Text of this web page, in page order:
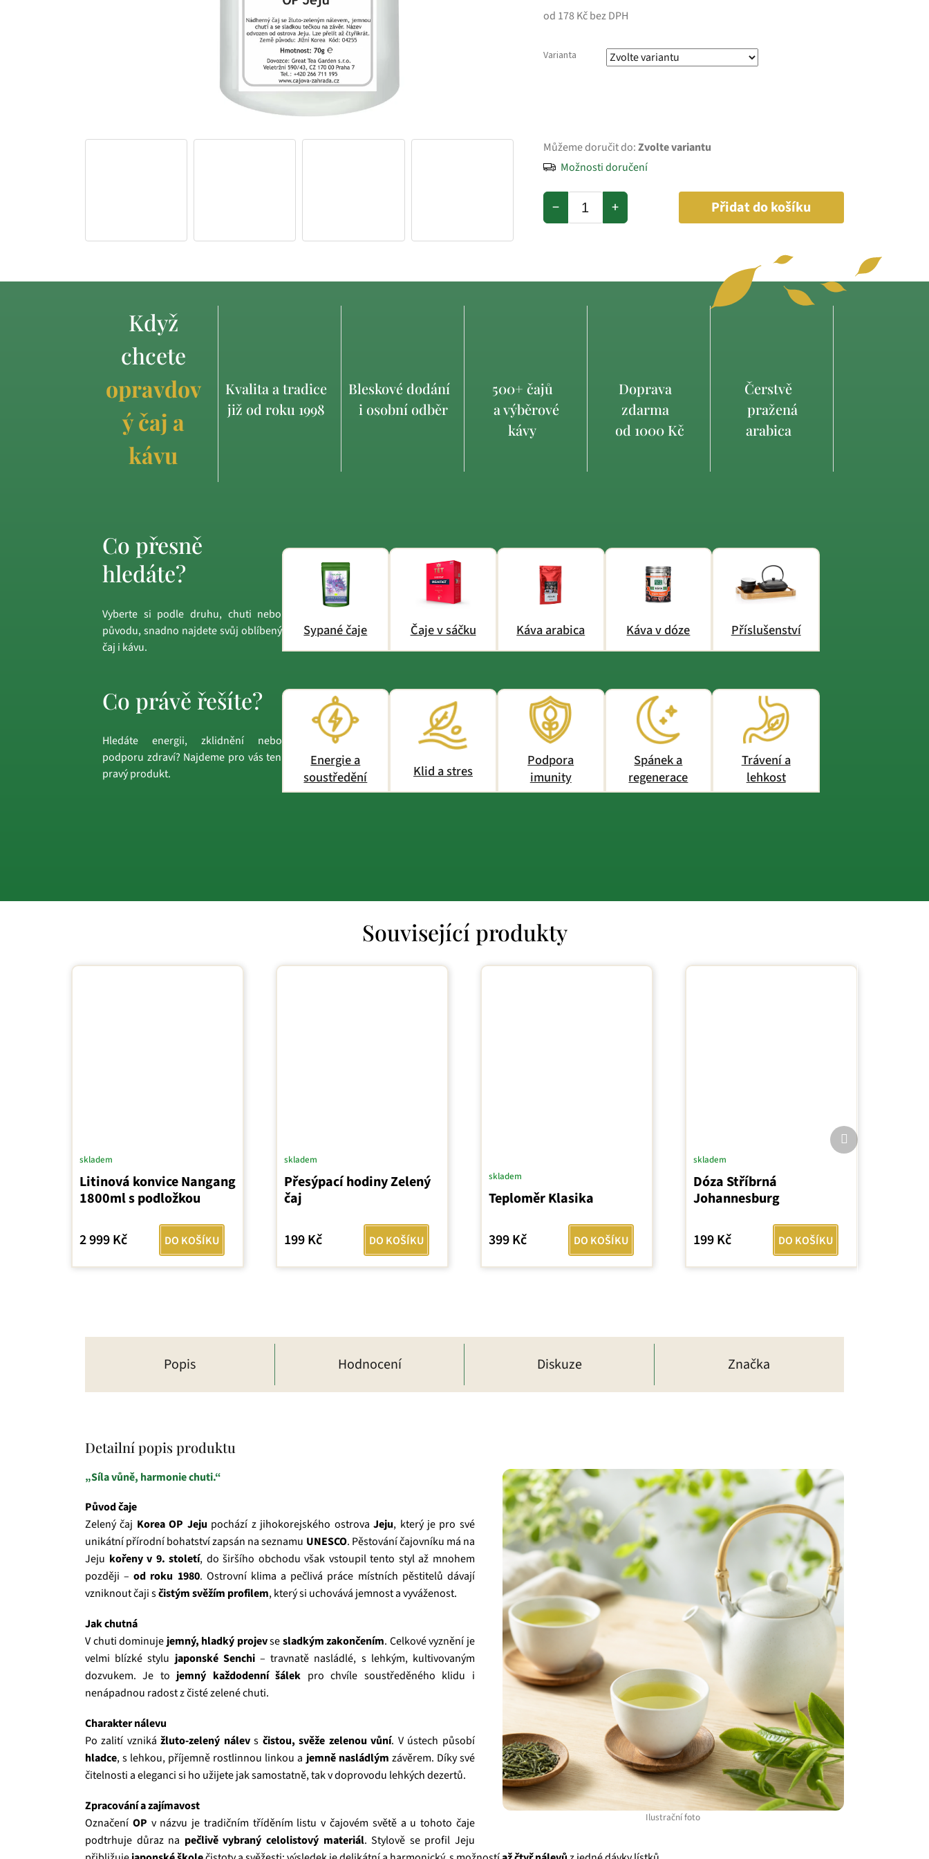
od 178 Kčbez DPH
Varianta
Můžeme doručit do:Zvolte variantu
Možnosti doručení
+
− Přidat do košíku
Když
chcete
opravdov
ý čaj a
kávu
Kvalita a tradice
již od roku 1998
Bleskové dodání
i osobní odběr
500+ čajů
a výběrové
kávy
Doprava
zdarma
od 1000 Kč
Čerstvě
pražená
arabica
Co přesně
hledáte?
Vyberte si podle druhu, chuti nebo
původu, snadno najdete svůj oblíbený
čaj i kávu.
Sypané čaje Čaje v sáčku Káva arabica Káva v dóze Příslušenství
Co právě řešíte?
Hledáte energii, zklidnění nebo
podporu zdraví? Najdeme pro vás ten
pravý produkt.
Energie a
soustředění
Klid a stres
Podpora
imunity
Spánek a
regenerace
Trávení a
lehkost
Související produkty
Litinová konvice Nangang
1800ml s podložkou
skladem
2 999 Kč DO KOŠÍKU
Přesýpací hodiny Zelený
čaj
skladem
199 Kč DO KOŠÍKU
Teploměr Klasika
skladem
399 Kč DO KOŠÍKU
Dóza Stříbrná
Johannesburg
skladem
199 Kč DO KOŠÍKU
Další
produkt
Popis Hodnocení Diskuze Značka
Detailní popis produktu
Ilustrační foto
„Síla vůně, harmonie chuti.“
Původ čaje
Zelený čaj Korea OP Jeju pochází z jihokorejského ostrovaJeju, který je pro své
unikátní přírodní bohatství zapsán na seznamu UNESCO. Pěstování čajovníku má na
Jeju kořeny v 9. století, do širšího obchodu však vstoupil tento styl až mnohem
později –od roku 1980. Ostrovní klima a pečlivá práce místních pěstitelů dávají
vzniknout čaji sčistým svěžím profilem, který si uchovává jemnost a vyváženost.
Jak chutná
V chuti dominuje jemný, hladký projevsesladkým zakončením. Celkové vyznění je
velmi blízké stylu japonské Senchi– travnatě nasládlé, s lehkým, kultivovaným
dozvukem. Je to jemný každodenní šálek pro chvíle soustředěného klidu i
nenápadnou radost z čisté zelené chuti.
Charakter nálevu
Po zalití vznikážluto‑zelený nálevs čistou, svěže zelenou vůní. V ústech působí
hladce, s lehkou, příjemně rostlinnou linkou a jemně nasládlým závěrem. Díky své
čitelnosti a eleganci si ho užijete jak samostatně, tak v doprovodu lehkých dezertů.
Zpracování a zajímavost
Označení OP v názvu je tradičním tříděním listu v čajovém světě a u tohoto čaje
podtrhuje důraz na pečlivě vybraný celolistový materiál. Stylově se profil Jeju